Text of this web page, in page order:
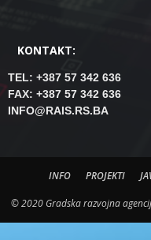
KONTAKT:
TEL: +387 57 342 636
FAX: +387 57 342 636
INFO@RAIS.RS.BA
INFO PROJEKTI
© 2020 Gradska razvojna